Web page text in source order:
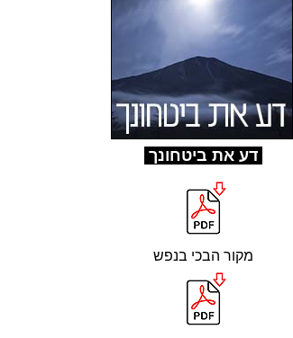
דע את ביטחונך
מקור הבכי בנפש